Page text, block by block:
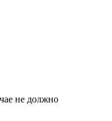
не должно